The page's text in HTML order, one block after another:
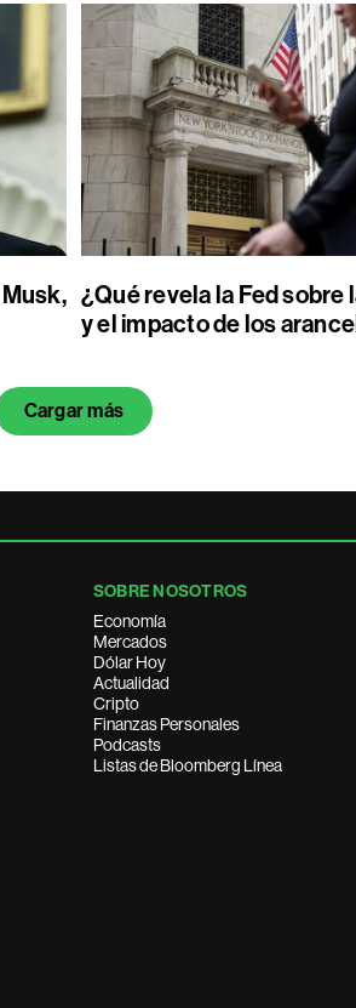
¿Qué revela la Fed sobre
y el impacto de los
Cargar más
SOBRE NOSOTROS
Economía
Mercados
Dólar Hoy
Actualidad
Cripto
Finanzas Personales
Podcasts
Listas de Bloomberg Línea